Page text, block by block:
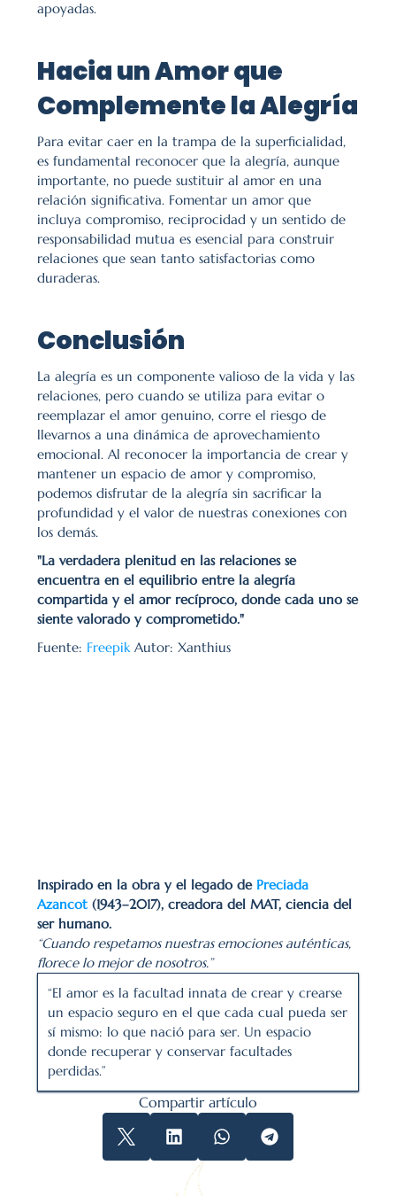
apoyadas.
Hacia un Amor que
Complemente la Alegría
Para evitar caer en la trampa de la superficialidad,
es fundamental reconocer que la alegría, aunque
importante, no puede sustituir al amor en una
relación significativa. Fomentar un amor que
incluya compromiso, reciprocidad y un sentido de
responsabilidad mutua es esencial para construir
relaciones que sean tanto satisfactorias como
duraderas.
Conclusión
La alegría es un componente valioso de la vida y las
relaciones, pero cuando se utiliza para evitar o
reemplazar el amor genuino, corre el riesgo de
llevarnos a una dinámica de aprovechamiento
emocional. Al reconocer la importancia de crear y
mantener un espacio de amor y compromiso,
podemos disfrutar de la alegría sin sacrificar la
profundidad y el valor de nuestras conexiones con
los demás.
"La verdadera plenitud en las relaciones se
encuentra en el equilibrio entre la alegría
compartida y el amor recíproco, donde cada uno se
siente valorado y comprometido."
Fuente: Freepik Autor: Xanthius
Inspirado en la obra y el legado de Preciada
Azancot (1943–2017), creadora del MAT, ciencia del
ser humano.
“Cuando respetamos nuestras emociones auténticas,
florece lo mejor de nosotros.”
“El amor es la facultad innata de crear y crearse
un espacio seguro en el que cada cual pueda ser
sí mismo: lo que nació para ser. Un espacio
donde recuperar y conservar facultades
perdidas.”
Compartir artículo